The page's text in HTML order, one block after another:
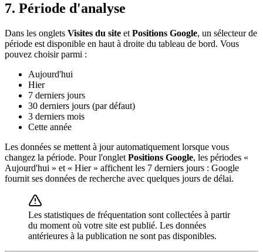
7. Période d'analyse
Dans les onglets Visites du site et Positions Google, un sélecteur de
période est disponible en haut à droite du tableau de bord. Vous
pouvez choisir parmi :
Aujourd'hui
Hier
7 derniers jours
30 derniers jours (par défaut)
3 derniers mois
Cette année
Les données se mettent à jour automatiquement lorsque vous
changez la période. Pour l'onglet Positions Google, les périodes «
Aujourd'hui » et « Hier » affichent les 7 derniers jours : Google
fournit ses données de recherche avec quelques jours de délai.
Les statistiques de fréquentation sont collectées à partir
du moment où votre site est publié. Les données
antérieures à la publication ne sont pas disponibles.